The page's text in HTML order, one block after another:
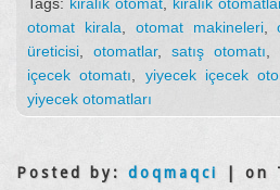
otomat kirala
otomat makineleri,
üreticisi
otomatlar, satış otomatı
içecek otomatı
yiyecek içecek
yiyecek otomatları
Posted by: doqmaqci | on